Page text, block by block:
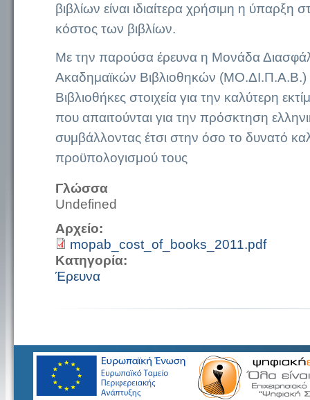
βιβλίων είναι ιδιαίτερα χρήσιμη η ύπαρξη
κόστος των βιβλίων.
Με την παρούσα έρευνα η Μονάδα
Ακαδημαϊκών Βιβλιοθηκών (ΜΟ.ΔΙ.Π.Α.Β.)
Βιβλιοθήκες στοιχεία για την καλύτερη
που απαιτούνται για την πρόσκτηση
συμβάλλοντας έτσι στην όσο το δυνατό
προϋπολογισμού τους
Γλώσσα
Undefined
Αρχείο:
mopab_cost_of_books_2011.pdf
Κατηγορία:
Έρευνα